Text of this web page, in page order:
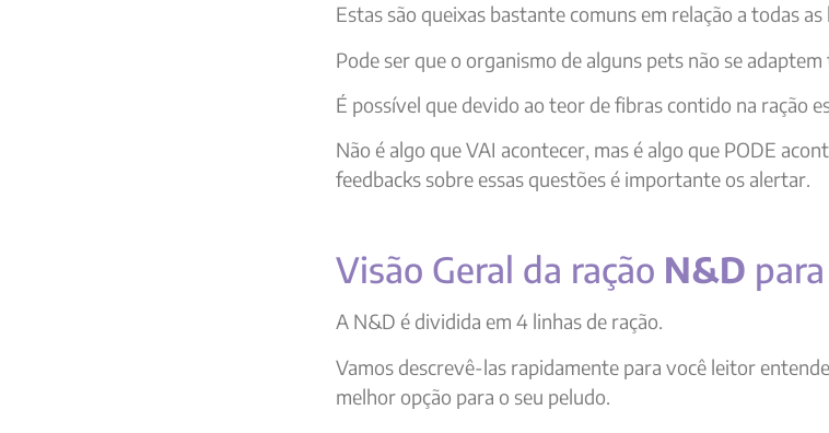
Estas são queixas bastante comuns em relação a todas as
Pode ser que o organismo de alguns pets não se
É possível que devido ao teor de fibras contido na ração
Não é algo que VAI acontecer, mas é algo que PODE
feedbacks sobre essas questões é importante os alertar.
Visão Geral da ração N&D
A N&D é dividida em 4 linhas de ração.
Vamos descrevê-las rapidamente para você leitor
melhor opção para o seu peludo.